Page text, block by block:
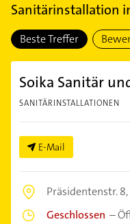
Sanitärinstallation
Beste Treffer
Soika Sanitär
SANITÄRINSTALLATIONEN
E-Mail
Präsidentenstr. 8,
Geschlossen –